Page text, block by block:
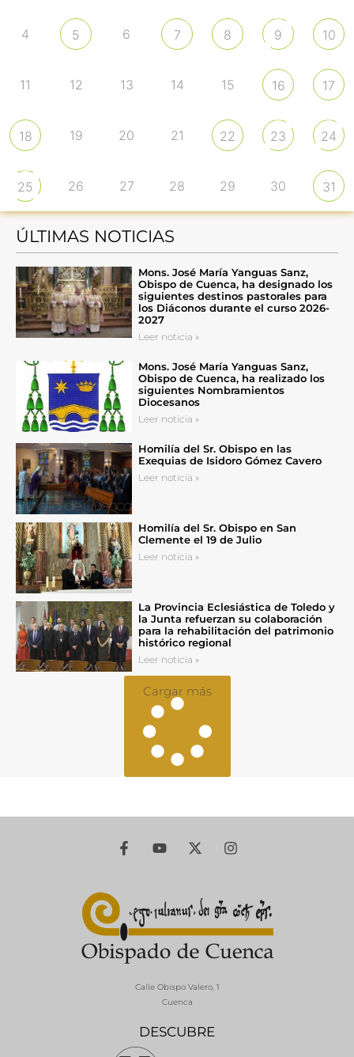
4 5 6 7 8 9 10
11 12 13 14 15 16 17
18 19 20 21 22 23 24
25 26 27 28 29 30 31
ÚLTIMAS NOTICIAS
Mons. José María Yanguas Sanz,
Obispo de Cuenca, ha designado los
siguientes destinos pastorales para
los Diáconos durante el curso 2026-
2027
Leer noticia »
Mons. José María Yanguas Sanz,
Obispo de Cuenca, ha realizado los
siguientes Nombramientos
Diocesanos
Leer noticia »
Homilía del Sr. Obispo en las
Exequias de Isidoro Gómez Cavero
Leer noticia »
Homilía del Sr. Obispo en San
Clemente el 19 de Julio
Leer noticia »
La Provincia Eclesiástica de Toledo y
la Junta refuerzan su colaboración
para la rehabilitación del patrimonio
histórico regional
Leer noticia »
Cargar más
DESCUBRE
Calle Obispo Valero, 1
Cuenca